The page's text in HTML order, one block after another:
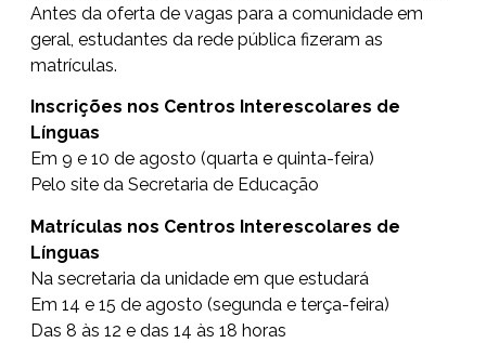
Antes da oferta de vagas para a comunidade em
geral, estudantes da rede pública fizeram as
matrículas.
Inscrições nos Centros Interescolares de
Línguas
Em 9 e 10 de agosto (quarta e quinta-feira)
Pelo site da Secretaria de Educação
Matrículas nos Centros Interescolares de
Línguas
Na secretaria da unidade em que estudará
Em 14 e 15 de agosto (segunda e terça-feira)
Das 8 às 12 e das 14 às 18 horas